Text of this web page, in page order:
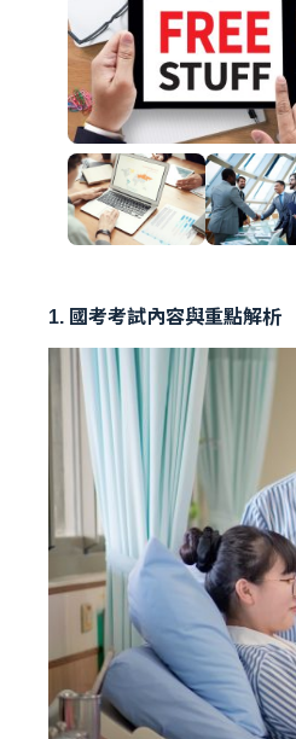
1. 國考考試內容與重點解析